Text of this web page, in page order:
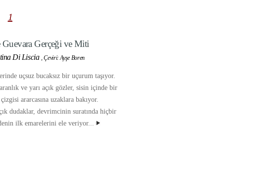
1
Gerçeği ve Miti
Di Liscia ,Çeviri: Ayşe Boren
uçsuz bucaksız bir uçurum taşıyor.
ve yarı açık gözler, sisin içinde bir
ararcasına uzaklara bakıyor.
dudaklar, devrimcinin suratında hiçbir
ilk emarelerini ele veriyor...